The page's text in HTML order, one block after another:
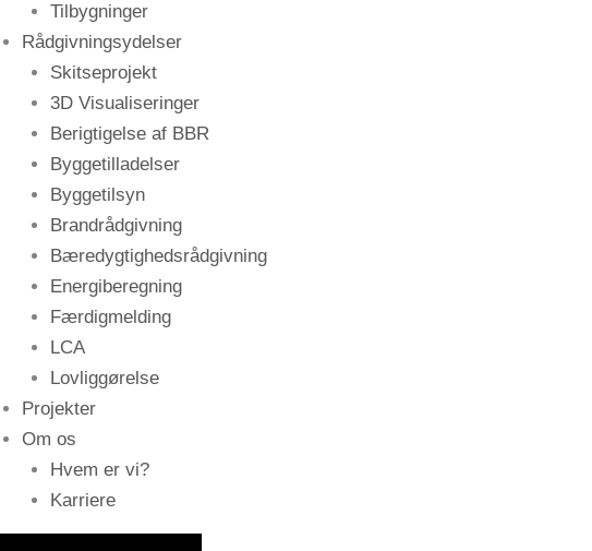
Tilbygninger
Rådgivningsydelser
Skitseprojekt
3D Visualiseringer
Berigtigelse af BBR
Byggetilladelser
Byggetilsyn
Brandrådgivning
Bæredygtighedsrådgivning
Energiberegning
Færdigmelding
LCA
Lovliggørelse
Projekter
Om os
Hvem er vi?
Karriere